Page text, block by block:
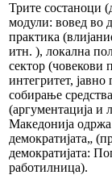
Трите состаноци
модули: вовед во
практика
итн. ), локална
сектор (човекови
интегритет,
собирање
(аргументација и
Македонија одржа
демократијата„
демократијата:
работилница).